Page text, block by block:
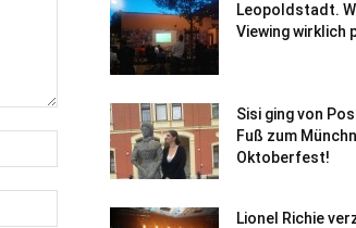
Leopoldstadt.
Viewing wirklich
Sisi ging von
Fuß zum
Oktoberfest!
Lionel Richie